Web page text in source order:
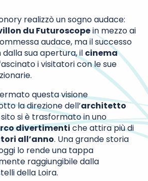
realizzò un sogno audace:
du Futuroscopein mezzo ai
audace, ma il successo
dalla sua apertura, il cinema
i visitatori con le sue
questa visione
la direzione dell’architetto
sito si è trasformato in uno
divertimentiche attira più di
all’anno. Una grande storia
lo rende una tappa
raggiungibile dalla
della Loira.